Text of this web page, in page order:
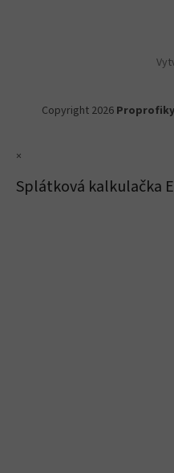
Copyright 2026
×
Splátková kalkulačka